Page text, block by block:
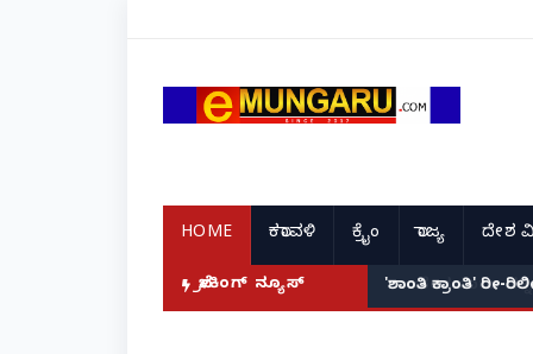
HOME ಕರಾವಳಿ ಕ್ರೈಂ ರಾಜ್ಯ ದೇಶ
ಬ್ರೇಕಿಂಗ್ ನ್ಯೂಸ್ 'ಶಾಂತಿ ಕ್ರಾಂತಿ' ರೀ-